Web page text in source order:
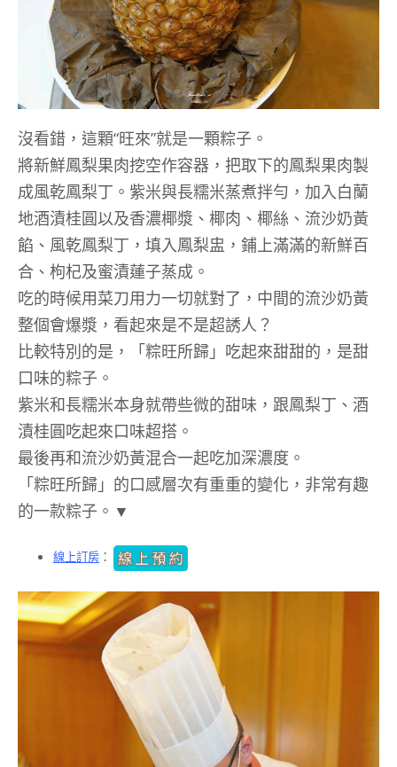
沒看錯，這顆“旺來”就是一顆粽子。
將新鮮鳳梨果肉挖空作容器，把取下的鳳梨果肉製
成風乾鳳梨丁。紫米與長糯米蒸煮拌勻，加入白蘭
地酒漬桂圓以及香濃椰漿、椰肉、椰絲、流沙奶黃
餡、風乾鳳梨丁，填入鳳梨盅，鋪上滿滿的新鮮百
合、枸杞及蜜漬蓮子蒸成。
吃的時候用菜刀用力一切就對了，中間的流沙奶黃
整個會爆漿，看起來是不是超誘人？
比較特別的是，「粽旺所歸」吃起來甜甜的，是甜
口味的粽子。
紫米和長糯米本身就帶些微的甜味，跟鳳梨丁、酒
漬桂圓吃起來口味超搭。
最後再和流沙奶黃混合一起吃加深濃度。
「粽旺所歸」的口感層次有重重的變化，非常有趣
的一款粽子。▼
線上訂房 ：